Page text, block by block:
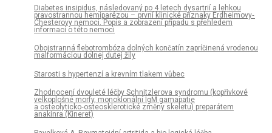
Diabetes insipidus, následovaný po 4 letech dysartrií a lehkou
pravostrannou hemiparézou – první klinické příznaky Erdheimovy‑
Chesterovy nemoci. Popis a zobrazení případu s přehledem
informací o této nemoci
Obojstranná flebotrombóza dolných končatín zapríčinená vrodenou
malformáciou dolnej dutej žily
Starosti s hypertenzí a krevním tlakem vůbec
Zhodnocení dvouleté léčby Schnitzlerova syndromu (kopřivkové
velkoplošné morfy, monoklonální IgM gamapatie
a osteolyticko‑osteosklerotické změny skeletu) preparátem
anakinra (Kineret)